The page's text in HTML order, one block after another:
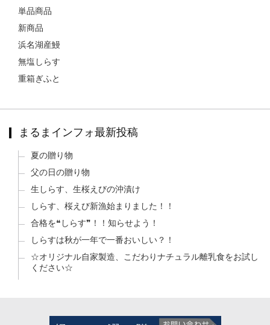
単品商品
新商品
浜名湖産鰻
無塩しらす
重箱ぎふと
まるまインフォ最新投稿
夏の贈り物
父の日の贈り物
生しらす、生桜えびの沖漬け
しらす、桜えび新漁始まりました！！
合格を❝しらす❞！！知らせよう！
しらすは秋が一年で一番おいしい？！
☆オリジナル自家製造、こだわりナチュラル離乳食をお試し
ください☆